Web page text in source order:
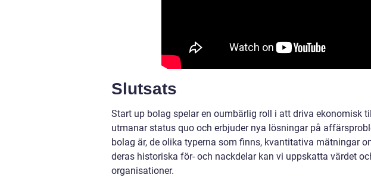
Slutsats
Start up bolag spelar en oumbärlig roll i att driva ekonomisk
utmanar status quo och erbjuder nya lösningar på
bolag är, de olika typerna som finns, kvantitativa mätningar
deras historiska för- och nackdelar kan vi uppskatta värdet
organisationer.